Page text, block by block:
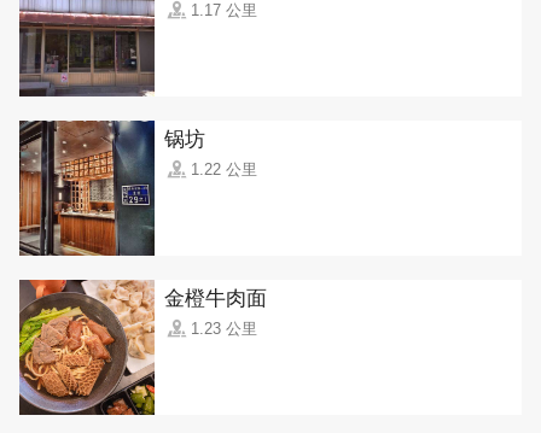
1.17 公里
锅坊
1.22 公里
金橙牛肉面
1.23 公里